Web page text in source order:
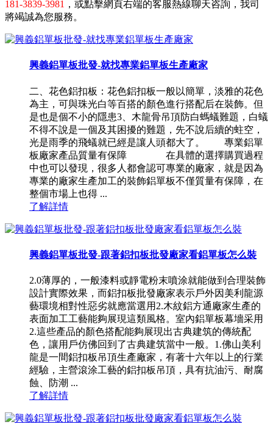
181-3839-3981 ，或點擊網頁右端的客服熱線聊天咨詢，我司
將竭誠為您服務。
興義鋁單板批發-就找專業鋁單板生產廠家
二、花色鋁扣板：花色鋁扣板一般以簡單，淡雅的花色
為主，可與珠光白等百搭的顏色進行搭配后在裝飾。但
是也是個不小的隱患3、木龍骨吊頂防白螞蟻難題，白蟻
不得不說是一個及其困擾的難題，先不說后續的蛀空，
光是雨季的飛蟻就已經是讓人頭都大了。 專業鋁單
板廠家產品質量有保障 在具體的選擇購買過程
中也可以發現，很多人都會認可專業的廠家，就是因為
專業的廠家生產加工的裝飾鋁單板不僅質量有保障，在
整個市場上也得 ...
了解詳情
興義鋁單板批發-跟著鋁扣板批發廠家看鋁單板怎么裝
2.0薄厚的，一般漆料或靜電粉末噴涂就能做到合理裝飾
設計實際效果，而鋁扣板批發廠家表示戶外因美利龍源
藝環境相對性惡劣就應當選用2.木紋鋁方通廠家生產的
表面加工工藝能夠展現這類風格。室內鋁單板幕墻采用
2.這些產品的顏色搭配能夠展現出古典建筑的傳統配
色，讓用戶仿佛回到了古典建筑當中一般。1.佛山美利
龍是一間鋁扣板吊頂生產廠家，有著十六年以上的行業
經驗，主營滾涂工藝的鋁扣板吊頂，具有抗油污、耐腐
蝕、防潮 ...
了解詳情